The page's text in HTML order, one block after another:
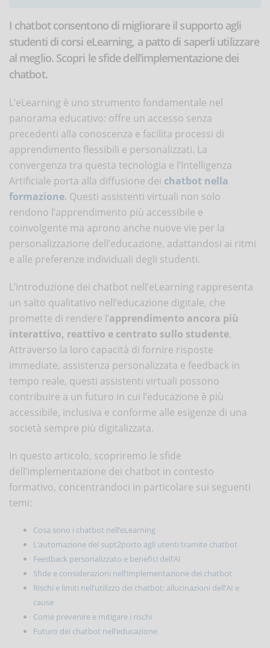
I chatbot consentono di migliorare il supporto agli
studenti di corsi eLearning, a patto di saperli utilizzare
al meglio. Scopri le sfide dell’implementazione dei
chatbot.
L’eLearning è uno strumento fondamentale nel
panorama educativo: offre un accesso senza
precedenti alla conoscenza e facilita processi di
apprendimento flessibili e personalizzati. La
convergenza tra questa tecnologia e l’Intelligenza
Artificiale porta alla diffusione dei chatbot nella
formazione. Questi assistenti virtuali non solo
rendono l’apprendimento più accessibile e
coinvolgente ma aprono anche nuove vie per la
personalizzazione dell’educazione, adattandosi ai ritmi
e alle preferenze individuali degli studenti.
L’introduzione dei chatbot nell’eLearning rappresenta
un salto qualitativo nell’educazione digitale, che
promette di rendere l’apprendimento ancora più
interattivo, reattivo e centrato sullo studente.
Attraverso la loro capacità di fornire risposte
immediate, assistenza personalizzata e feedback in
tempo reale, questi assistenti virtuali possono
contribuire a un futuro in cui l’educazione è più
accessibile, inclusiva e conforme alle esigenze di una
società sempre più digitalizzata.
In questo articolo, scopriremo le sfide
dell’implementazione dei chatbot in contesto
formativo, concentrandoci in particolare sui seguenti
temi:
Cosa sono i chatbot nell’eLearning
L’automazione del supt2porto agli utenti tramite chatbot
Feedback personalizzato e benefici dell’AI
Sfide e considerazioni nell’implementazione dei chatbot
Rischi e limiti nell’utilizzo dei chatbot: allucinazioni dell’AI e
cause
Come prevenire e mitigare i rischi
Futuro dei chatbot nell’educazione